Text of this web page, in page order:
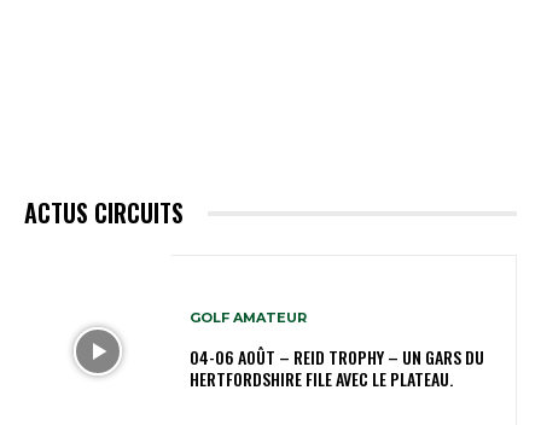
ACTUS CIRCUITS
GOLF AMATEUR
04-06 AOÛT – REID TROPHY – UN GARS DU
HERTFORDSHIRE FILE AVEC LE PLATEAU.